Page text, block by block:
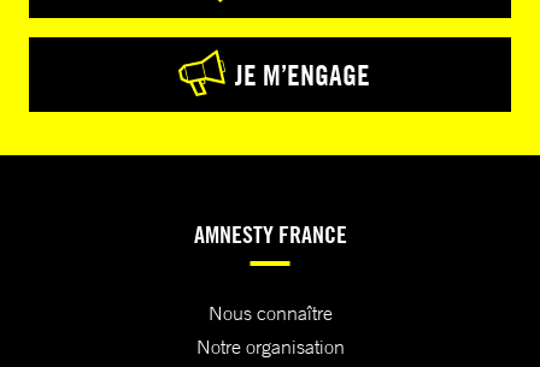
JE M’ENGAGE
AMNESTY FRANCE
Nous connaître
Notre organisation